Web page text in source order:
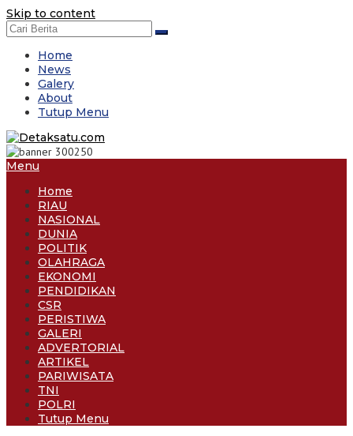
Skip to content
Home
News
Galery
About
Tutup Menu
Menu
Home
RIAU
NASIONAL
DUNIA
POLITIK
OLAHRAGA
EKONOMI
PENDIDIKAN
CSR
PERISTIWA
GALERI
ADVERTORIAL
ARTIKEL
PARIWISATA
TNI
POLRI
Tutup Menu